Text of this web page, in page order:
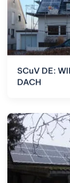
SCuV DE:
DACH